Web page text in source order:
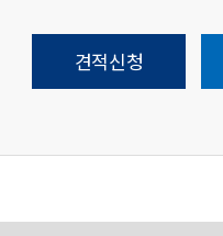
견적신청